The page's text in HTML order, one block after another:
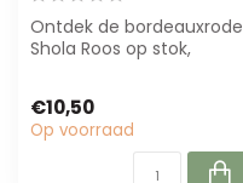
Ontdek de bordeauxrode
Shola Roos op stok,
€10,50
Op voorraad